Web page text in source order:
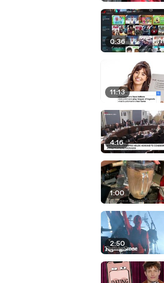
0:36
11:13
4:16
1:00
2:50